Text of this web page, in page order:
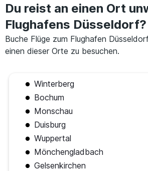
Du reist an einen Ort
Flughafens Düsseldorf?
Buche Flüge zum Flughafen
einen dieser Orte zu besuchen.
Winterberg
Bochum
Monschau
Duisburg
Wuppertal
Mönchengladbach
Gelsenkirchen